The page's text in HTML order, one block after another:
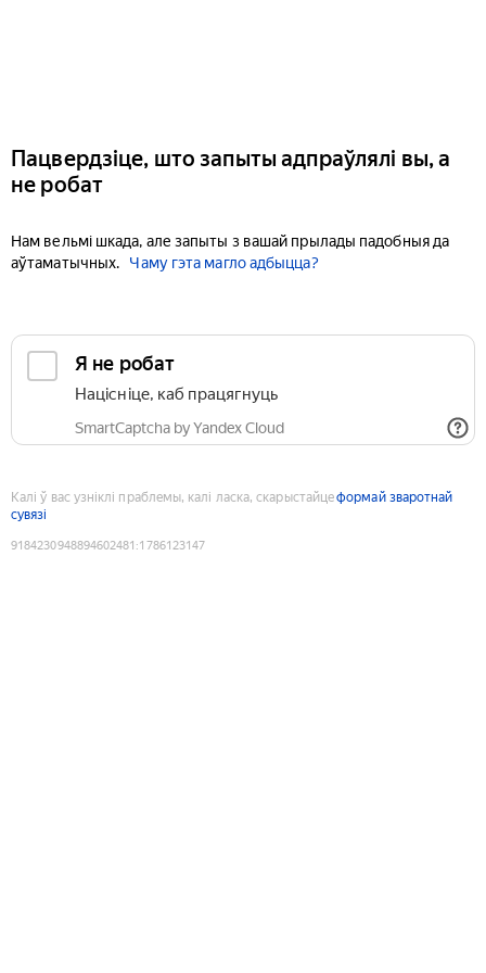
Пацвердзіце, што запыты адпраўлялі вы, а
не робат
Нам вельмі шкада, але запыты з вашай прылады падобныя да
аўтаматычных.
Чаму гэта магло адбыцца?
Я не робат
Націсніце, каб працягнуць
SmartCaptcha by Yandex Cloud
Калі ў вас узніклі праблемы, калі ласка, скарыстайцеформай зваротнай
сувязі
9184230948894602481 :1786123147